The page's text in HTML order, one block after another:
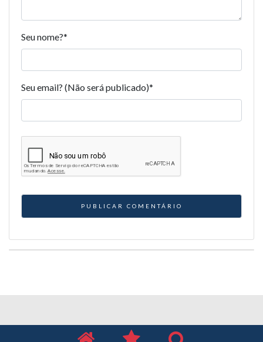
Seu nome?*
Seu email? (Não será publicado)*